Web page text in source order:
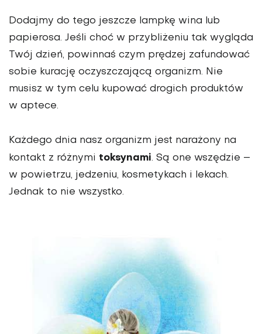
Dodajmy do tego jeszcze lampkę wina lub
papierosa. Jeśli choć w przybliżeniu tak wygląda
Twój dzień, powinnaś czym prędzej zafundować
sobie kurację oczyszczającą organizm. Nie
musisz w tym celu kupować drogich produktów
w aptece.
Każdego dnia nasz organizm jest narażony na
kontakt z różnymi toksynami. Są one wszędzie –
w powietrzu, jedzeniu, kosmetykach i lekach.
Jednak to nie wszystko.